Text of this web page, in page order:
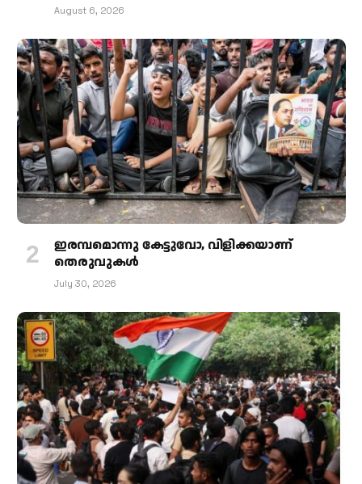
August 6, 2026
ഇരമ്പമൊന്നു കേട്ടുവോ, വിളിക്കയാണ്
തെരുവുകള്‍
July 30, 2026